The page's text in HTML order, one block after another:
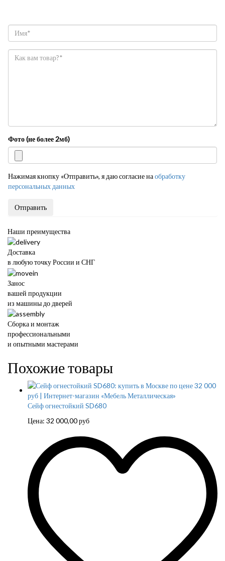
Фото (не более 2мб)
Нажимая кнопку «Отправить», я даю согласие наобработку
персональных данных
Отправить
Наши преимущества
Доставка
в любую точку России и СНГ
Занос
вашей продукции
из машины до дверей
Сборка и монтаж
профессиональными
и опытными мастерами
Похожие товары
Сейф огнестойкий SD680
Цена: 32 000,00руб